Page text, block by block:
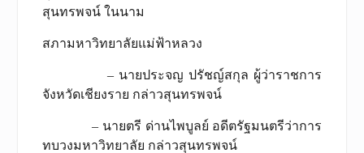
สุนทรพจน์ ในนาม
สภามหาวิทยาลัยแม่ฟ้าหลวง
– นายประจญ ปรัชญ์สกุล ผู้ว่าราชการ
จังหวัดเชียงราย กล่าวสุนทรพจน์
– นายตรี ด่านไพบูลย์ อดีตรัฐมนตรีว่าการ
ทบวงมหาวิทยาลัย กล่าวสุนทรพจน์